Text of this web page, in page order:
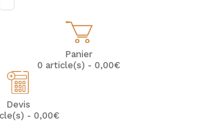
Panier
0 article(s) - 0,00€
Devis
- 0,00€